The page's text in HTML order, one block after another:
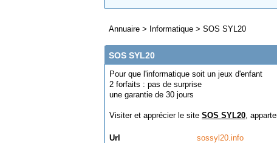
Annuaire > Informatique > SOS SYL20
SOS SYL20
Pour que l'informatique soit un jeux d'enfant
2 forfaits : pas de surprise
une garantie de 30 jours
Visiter et apprécier le site SOS SYL20,
Url
sossyl20.info